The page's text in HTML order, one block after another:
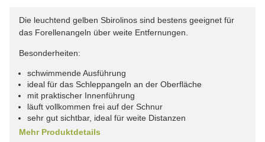
Die leuchtend gelben Sbirolinos sind bestens geeignet für
das Forellenangeln über weite Entfernungen.
Besonderheiten:
schwimmende Ausführung
ideal für das Schleppangeln an der Oberfläche
mit praktischer Innenführung
läuft vollkommen frei auf der Schnur
sehr gut sichtbar, ideal für weite Distanzen
Mehr Produktdetails